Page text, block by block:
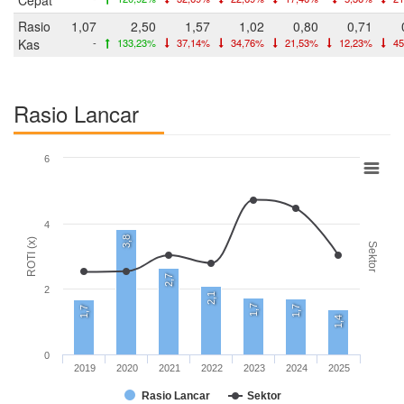
Rasio
Kas
1,07
-
2,50
133,23%
1,57
37,14%
1,02
34,76%
0,80
21,53%
0,71
12,23%
Rasio Lancar
ROTI (x) Sektor
1,7
3,8
2,7
2,1
1,7
1,7
1,4
Rasio Lancar Sektor
2019 2020 2021 2022 2023 2024 2025
0
2
4
6